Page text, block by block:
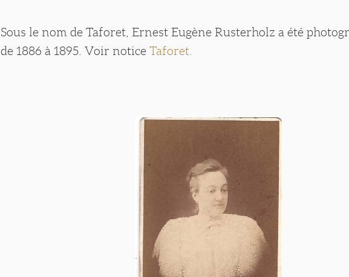
Sous le nom de Taforet, Ernest Eugène Rusterholz a été
de 1886 à 1895. Voir noticeTaforet.